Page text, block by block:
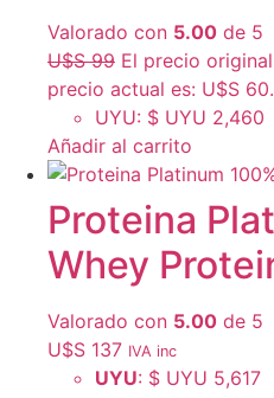
Valorado con 5.00 de 5
U$S99 El precio
precio actual es: U$S 60.
UYU: $ UYU 2,460
Añadir al carrito
Proteina
Whey
Valorado con 5.00 de 5
U$S 137 IVA inc
UYU: $ UYU 5,617